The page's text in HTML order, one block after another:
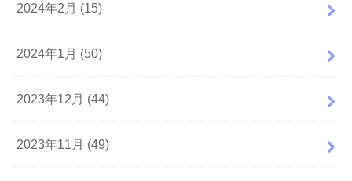
2024年2月 (15)
2024年1月 (50)
2023年12月 (44)
2023年11月 (49)